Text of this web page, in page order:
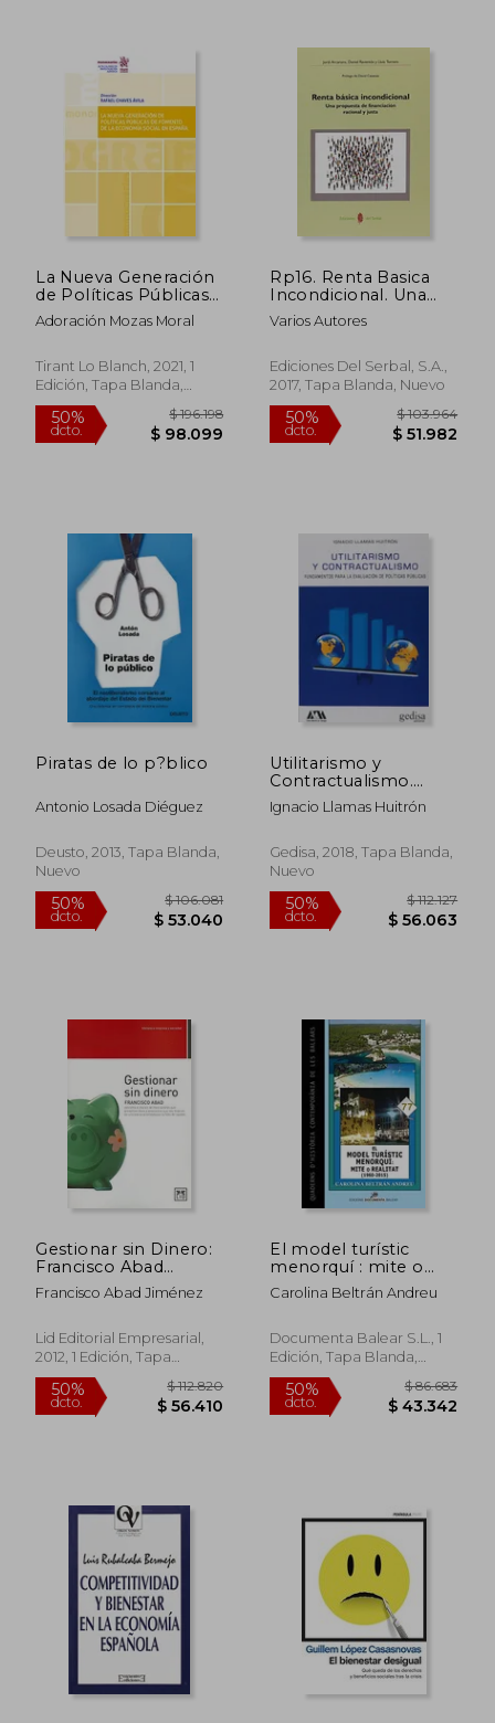
50%
dcto.
$ 85.301
$ 42.650
50%
dcto. $
La Nueva Generación
de Políticas Públicas
de Fomento de la
Economía Social en
Adoración Mozas Moral
Tirant Lo Blanch, 2021, 1
Edición, Tapa Blanda,
Nuevo
50%
dcto.
$ 196.198
$ 98.099
Rp16. Renta Basica
Incondicional. Una
Propuesta de
Financia
Varios Autores
Ediciones Del Serbal, S.A.,
2017, Tapa Blanda, Nuevo
50%
dcto.
$
$
Piratas de lo p?blico
Antonio Losada Diéguez
Deusto, 2013, Tapa Blanda,
Nuevo
Utilitarismo y
Contractualismo.
Fundamentos Para la
Evaluación de
Ignacio Llamas Huitrón
Gedisa, 2018, Tapa Blanda,
Nuevo
Gestionar sin Dinero:
Francisco Abad
Coordina el Equipo
de Trece Autores que
Propuestas que nos
Inspiran en una era
Francisco Abad Jiménez
Lid Editorial Empresarial,
2012, 1 Edición, Tapa
Blanda, Nuevo
El model turístic
menorquí : mite o
realitat (1960-2015)
Carolina Beltrán Andreu
Documenta Balear S.L., 1
Edición, Tapa Blanda,
Nuevo